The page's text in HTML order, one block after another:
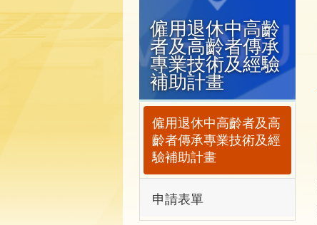
僱用退休中高齡
者及高齡者傳承
專業技術及經驗
補助計畫
僱用退休中高齡者及高
齡者傳承專業技術及經
驗補助計畫
申請表單